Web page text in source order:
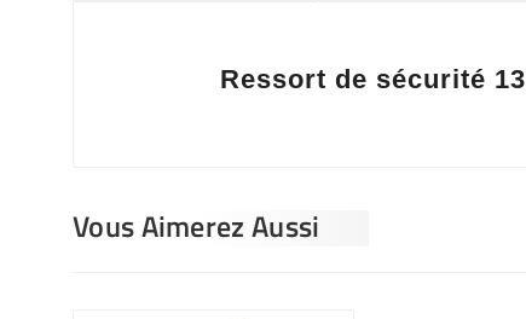
Ressort de sécurité
Vous Aimerez Aussi